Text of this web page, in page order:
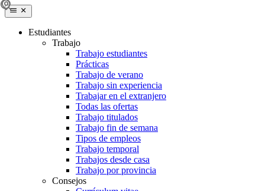
Estudiantes
Trabajo
Trabajo estudiantes
Prácticas
Trabajo de verano
Trabajo sin experiencia
Trabajar en el extranjero
Todas las ofertas
Trabajo titulados
Trabajo fin de semana
Tipos de empleos
Trabajo temporal
Trabajos desde casa
Trabajo por provincia
Consejos